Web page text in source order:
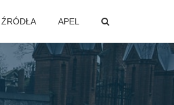
ŹRÓDŁA APEL